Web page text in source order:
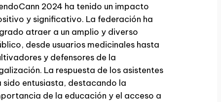
2024 ha tenido un impacto
y significativo. La federación ha
atraer a un amplio y diverso
desde usuarios medicinales hasta
y defensores de la
La respuesta de los asistentes
sido entusiasta, destacando la
de la educación y el acceso a